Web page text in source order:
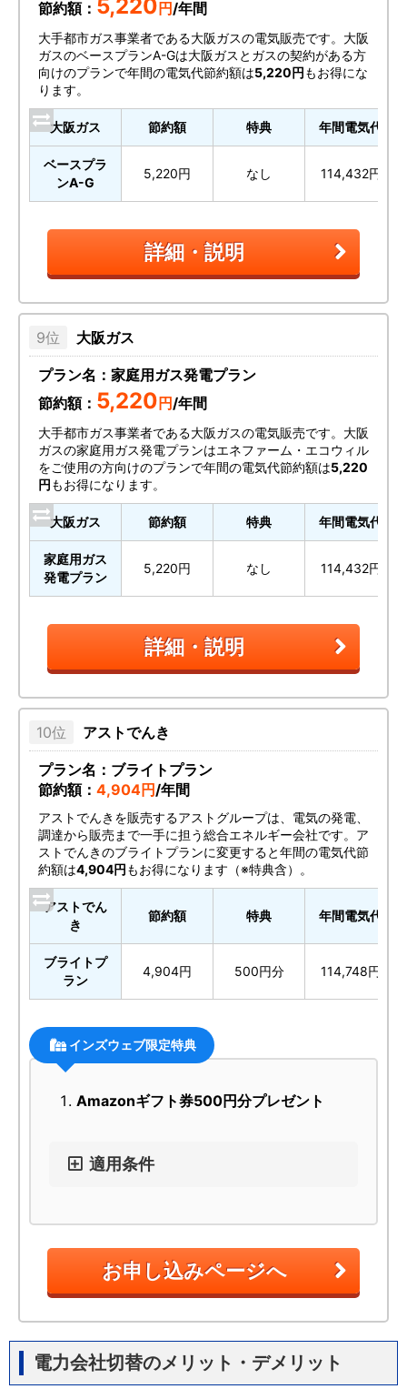
節約額： 5,220円/年間
大手都市ガス事業者である大阪ガスの電気販売です。大阪
ガスのベースプランA-Gは大阪ガスとガスの契約がある方
向けのプランで年間の電気代節約額は5,220円もお得にな
ります。
大阪ガス 節約額 特典 年間電気代
ベースプラ
ンA-G
5,220円 なし 114,432円
詳細・説明
大阪ガス
プラン名：家庭用ガス発電プラン
節約額： 5,220円/年間
大手都市ガス事業者である大阪ガスの電気販売です。大阪
ガスの家庭用ガス発電プランはエネファーム・エコウィル
をご使用の方向けのプランで年間の電気代節約額は5,220
円もお得になります。
大阪ガス 節約額 特典 年間電気代
家庭用ガス
発電プラン
5,220円 なし 114,432円
詳細・説明
アストでんき
プラン名：ブライトプラン
節約額： 4,904円/年間
アストでんきを販売するアストグループは、電気の発電、
調達から販売まで一手に担う総合エネルギー会社です。ア
ストでんきのブライトプランに変更すると年間の電気代節
約額は4,904円もお得になります（※特典含）。
アストでん
き
節約額 特典 年間電気代
ブライトプ
ラン
4,904円 500円分 114,748円
インズウェブ限定特典
Amazonギフト券500円分プレゼント
適用条件
お申し込みページへ
電力会社切替のメリット・デメリット